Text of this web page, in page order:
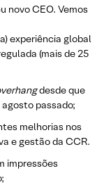
novo CEO. Vemos
experiência global
(mais de 25
desde que
passado;
melhorias nos
e gestão da CCR.
impressões